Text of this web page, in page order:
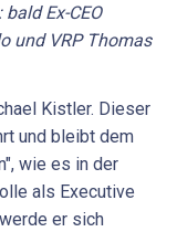
Ex-CEO
und VRP Thomas
Kistler. Dieser
und bleibt dem
wie es in der
als Executive
er sich